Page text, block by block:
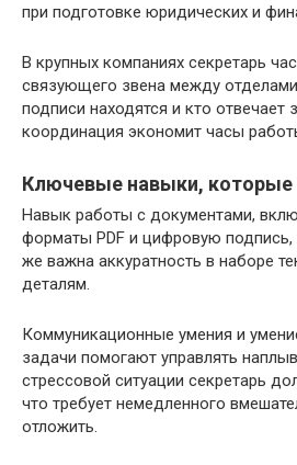
при подготовке юридических и
В крупных компаниях секретарь
связующего звена между
подписи находятся и кто отвечает
координация экономит часы
Ключевые навыки, которые
Навык работы с документами,
форматы PDF и цифровую подпись,
же важна аккуратность в наборе
деталям.
Коммуникационные умения и
задачи помогают управлять
стрессовой ситуации секретарь
что требует немедленного
отложить.